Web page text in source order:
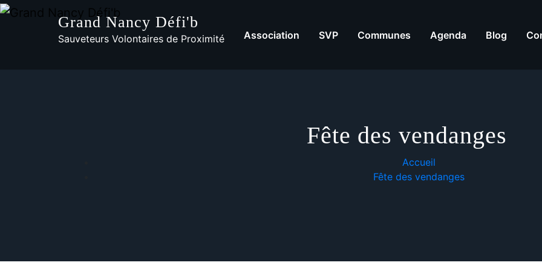
Grand Nancy Défi'b
Sauveteurs Volontaires de Proximité Association SVP Communes Agenda Blog
Fête des vendanges
Accueil
Fête des vendanges